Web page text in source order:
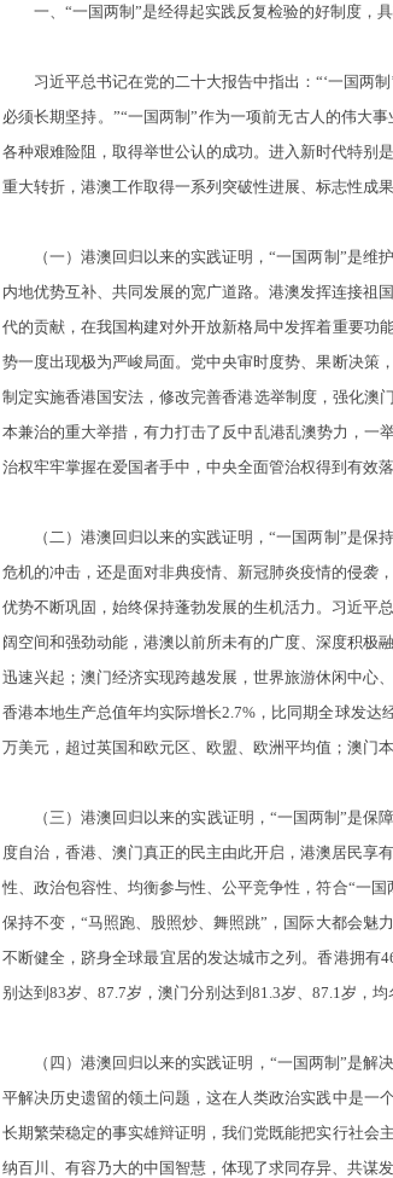
一、“一国两制”是经得起实践反复检验的好制度，具
习近平总书记在党的二十大报告中指出：“‘一国两制
必须长期坚持。”“一国两制”作为一项前无古人的伟大
各种艰难险阻，取得举世公认的成功。进入新时代特别
重大转折，港澳工作取得一系列突破性进展、标志性成
（一）港澳回归以来的实践证明，“一国两制”是维护
内地优势互补、共同发展的宽广道路。港澳发挥连接祖
代的贡献，在我国构建对外开放新格局中发挥着重要功
势一度出现极为严峻局面。党中央审时度势、果断决策
制定实施香港国安法，修改完善香港选举制度，强化澳
本兼治的重大举措，有力打击了反中乱港乱澳势力，一
治权牢牢掌握在爱国者手中，中央全面管治权得到有效
（二）港澳回归以来的实践证明，“一国两制”是保持
危机的冲击，还是面对非典疫情、新冠肺炎疫情的侵袭
优势不断巩固，始终保持蓬勃发展的生机活力。习近平
阔空间和强劲动能，港澳以前所未有的广度、深度积极
迅速兴起；澳门经济实现跨越发展，世界旅游休闲中心
香港本地生产总值年均实际增长2.7%，比同期全球发
万美元，超过英国和欧元区、欧盟、欧洲平均值；澳门
（三）港澳回归以来的实践证明，“一国两制”是保障
度自治，香港、澳门真正的民主由此开启，港澳居民享
性、政治包容性、均衡参与性、公平竞争性，符合“一
保持不变，“马照跑、股照炒、舞照跳”，国际大都会魅
不断健全，跻身全球最宜居的发达城市之列。香港拥有
别达到83岁、87.7岁，澳门分别达到81.3岁、87.1岁，均
（四）港澳回归以来的实践证明，“一国两制”是解决
平解决历史遗留的领土问题，这在人类政治实践中是一
长期繁荣稳定的事实雄辩证明，我们党既能把实行社会
纳百川、有容乃大的中国智慧，体现了求同存异、共谋